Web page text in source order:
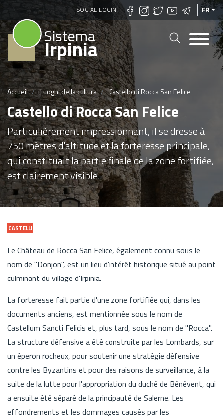
Aller
au
contenu
principal
SOCIAL LOGIN FR
Sistema
Irpinia
Accueil Luoghi della cultura Castello di Rocca San Felice
Castello di Rocca San Felice
Particulièrement impressionnant, il se dresse à
750 mètres d'altitude et la forteresse principale,
qui constituait la partie finale de la zone fortifiée,
est clairement visible.
CASTELLI
Le Château de Rocca San Felice, également connu sous le
nom de "Donjon", est un lieu d'intérêt historique situé au point
culminant du village d'Irpinia.
La forteresse fait partie d'une zone fortifiée qui, dans les
documents anciens, est mentionnée sous le nom de
Castellum Sancti Felicis et, plus tard, sous le nom de "Rocca".
La structure défensive a été construite par les Lombards, sur
un éperon rocheux, pour soutenir une stratégie défensive
contre les Byzantins et pour des raisons de surveillance, à la
suite de la lutte pour l'appropriation du duché de Bénévent, qui
a ensuite été séparé de la principauté de Salerne. Les
effondrements et les dommages causés par les